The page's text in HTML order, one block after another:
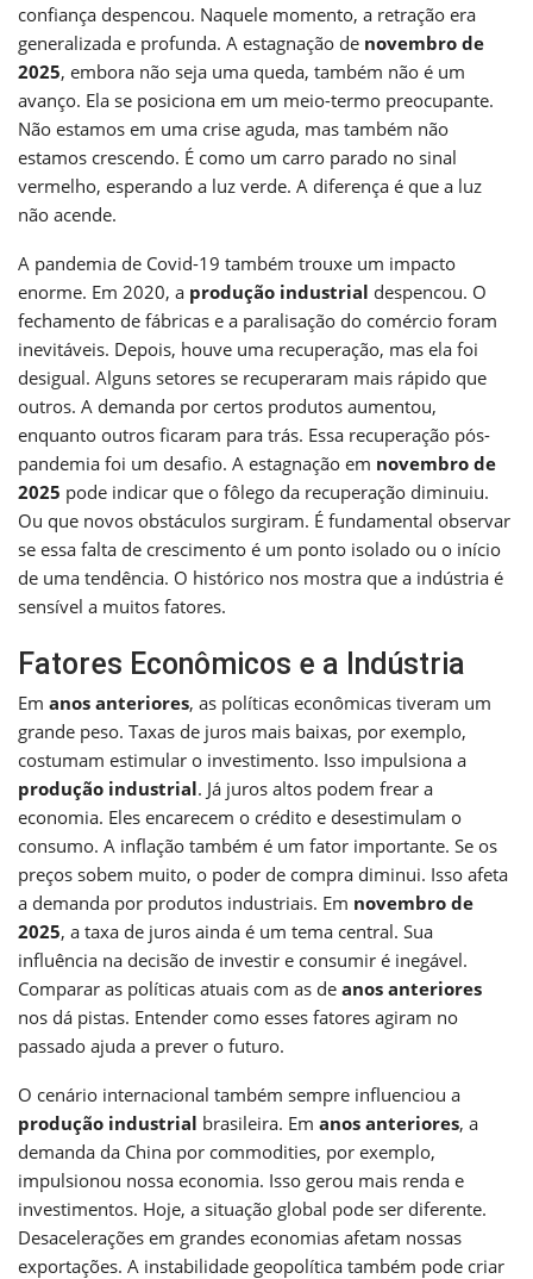
confiança despencou. Naquele momento, a retração era
generalizada e profunda. A estagnação de novembro de
2025, embora não seja uma queda, também não é um
avanço. Ela se posiciona em um meio-termo preocupante.
Não estamos em uma crise aguda, mas também não
estamos crescendo. É como um carro parado no sinal
vermelho, esperando a luz verde. A diferença é que a luz
não acende.
A pandemia de Covid-19 também trouxe um impacto
enorme. Em 2020, a produção industrial despencou. O
fechamento de fábricas e a paralisação do comércio foram
inevitáveis. Depois, houve uma recuperação, mas ela foi
desigual. Alguns setores se recuperaram mais rápido que
outros. A demanda por certos produtos aumentou,
enquanto outros ficaram para trás. Essa recuperação pós-
pandemia foi um desafio. A estagnação em novembro de
2025 pode indicar que o fôlego da recuperação diminuiu.
Ou que novos obstáculos surgiram. É fundamental observar
se essa falta de crescimento é um ponto isolado ou o início
de uma tendência. O histórico nos mostra que a indústria é
sensível a muitos fatores.
Fatores Econômicos e a Indústria
Em anos anteriores, as políticas econômicas tiveram um
grande peso. Taxas de juros mais baixas, por exemplo,
costumam estimular o investimento. Isso impulsiona a
produção industrial. Já juros altos podem frear a
economia. Eles encarecem o crédito e desestimulam o
consumo. A inflação também é um fator importante. Se os
preços sobem muito, o poder de compra diminui. Isso afeta
a demanda por produtos industriais. Em novembro de
2025, a taxa de juros ainda é um tema central. Sua
influência na decisão de investir e consumir é inegável.
Comparar as políticas atuais com as de anos anteriores
nos dá pistas. Entender como esses fatores agiram no
passado ajuda a prever o futuro.
O cenário internacional também sempre influenciou a
produção industrial brasileira. Em anos anteriores, a
demanda da China por commodities, por exemplo,
impulsionou nossa economia. Isso gerou mais renda e
investimentos. Hoje, a situação global pode ser diferente.
Desacelerações em grandes economias afetam nossas
exportações. A instabilidade geopolítica também pode criar